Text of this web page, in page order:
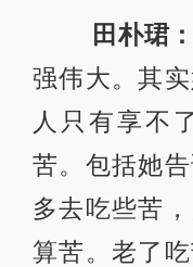
篇。写到她
拜写完的。
的朋友听，
你有这样的
受。